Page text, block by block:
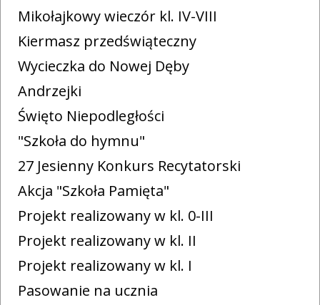
Mikołajkowy wieczór kl. IV-VIII
Kiermasz przedświąteczny
Wycieczka do Nowej Dęby
Andrzejki
Święto Niepodległości
"Szkoła do hymnu"
27 Jesienny Konkurs Recytatorski
Akcja "Szkoła Pamięta"
Projekt realizowany w kl. 0-III
Projekt realizowany w kl. II
Projekt realizowany w kl. I
Pasowanie na ucznia